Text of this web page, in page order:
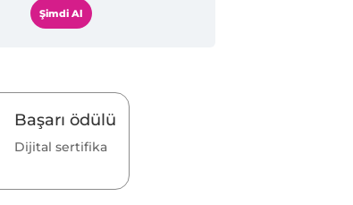
Şimdi Al
Başarı ödülü
Dijital sertifika